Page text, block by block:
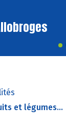
et légumes...